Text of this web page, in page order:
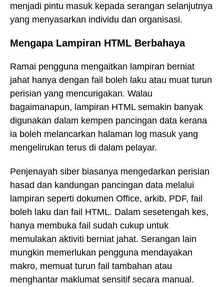
menjadi pintu masuk kepada serangan selanjutnya
yang menyasarkan individu dan organisasi.
Mengapa Lampiran HTML Berbahaya
Ramai pengguna mengaitkan lampiran berniat
jahat hanya dengan fail boleh laku atau muat turun
perisian yang mencurigakan. Walau
bagaimanapun, lampiran HTML semakin banyak
digunakan dalam kempen pancingan data kerana
ia boleh melancarkan halaman log masuk yang
mengelirukan terus di dalam pelayar.
Penjenayah siber biasanya mengedarkan perisian
hasad dan kandungan pancingan data melalui
lampiran seperti dokumen Office, arkib, PDF, fail
boleh laku dan fail HTML. Dalam sesetengah kes,
hanya membuka fail sudah cukup untuk
memulakan aktiviti berniat jahat. Serangan lain
mungkin memerlukan pengguna mendayakan
makro, memuat turun fail tambahan atau
menghantar maklumat sensitif secara manual.